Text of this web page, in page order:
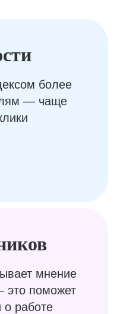
мнение
это поможет
о работе
более
— чаще